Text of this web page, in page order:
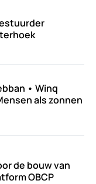
• Winq
als zonnen
de bouw van
OBCP